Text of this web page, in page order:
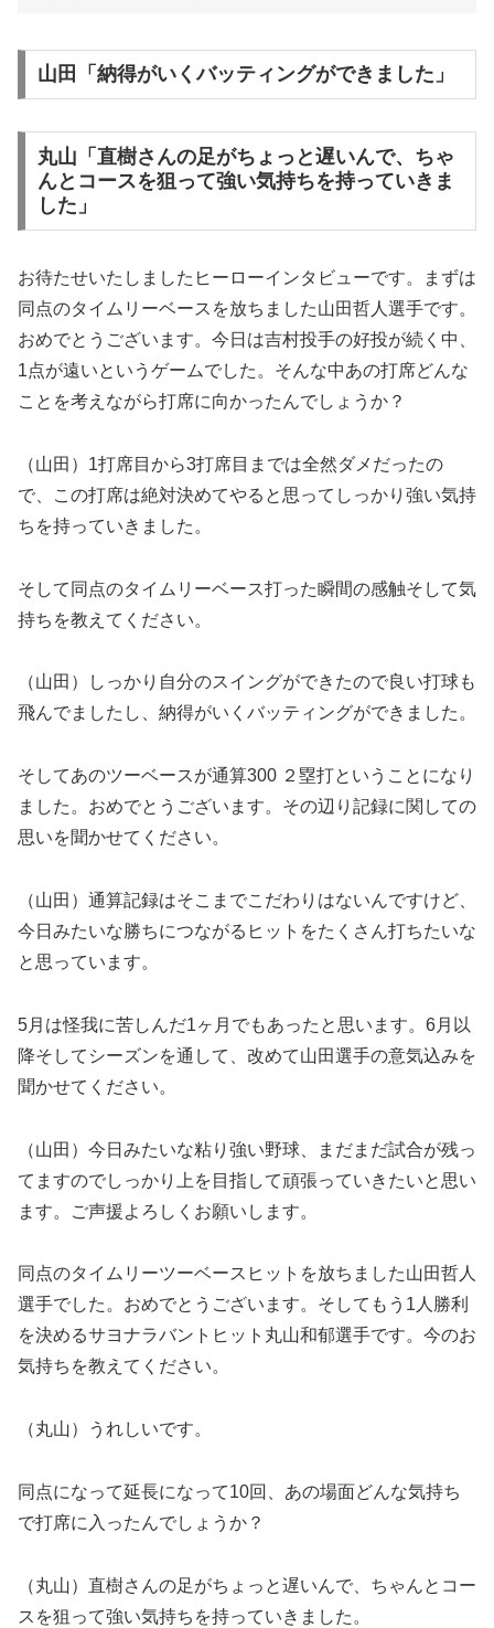
山田「納得がいくバッティングができました」
丸山「直樹さんの足がちょっと遅いんで、ちゃ
んとコースを狙って強い気持ちを持っていきま
した」
お待たせいたしましたヒーローインタビューです。まずは
同点のタイムリーベースを放ちました山田哲人選手です。
おめでとうございます。今日は吉村投手の好投が続く中、
1点が遠いというゲームでした。そんな中あの打席どんな
ことを考えながら打席に向かったんでしょうか？
（山田）1打席目から3打席目までは全然ダメだったの
で、この打席は絶対決めてやると思ってしっかり強い気持
ちを持っていきました。
そして同点のタイムリーベース打った瞬間の感触そして気
持ちを教えてください。
（山田）しっかり自分のスイングができたので良い打球も
飛んでましたし、納得がいくバッティングができました。
そしてあのツーベースが通算300 ２塁打ということになり
ました。おめでとうございます。その辺り記録に関しての
思いを聞かせてください。
（山田）通算記録はそこまでこだわりはないんですけど、
今日みたいな勝ちにつながるヒットをたくさん打ちたいな
と思っています。
5月は怪我に苦しんだ1ヶ月でもあったと思います。6月以
降そしてシーズンを通して、改めて山田選手の意気込みを
聞かせてください。
（山田）今日みたいな粘り強い野球、まだまだ試合が残っ
てますのでしっかり上を目指して頑張っていきたいと思い
ます。ご声援よろしくお願いします。
同点のタイムリーツーベースヒットを放ちました山田哲人
選手でした。おめでとうございます。そしてもう1人勝利
を決めるサヨナラバントヒット丸山和郁選手です。今のお
気持ちを教えてください。
（丸山）うれしいです。
同点になって延長になって10回、あの場面どんな気持ち
で打席に入ったんでしょうか？
（丸山）直樹さんの足がちょっと遅いんで、ちゃんとコー
スを狙って強い気持ちを持っていきました。